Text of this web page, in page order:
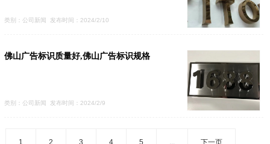
类别：公司新闻 发布时间：2024/2/10
佛山广告标识质量好,佛山广告标识规格
类别：公司新闻 发布时间：2024/2/9
1 2 3 4 5 ... 下一页